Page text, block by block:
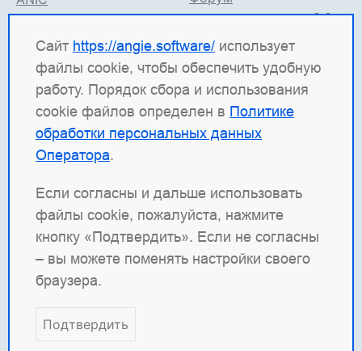
Сайт https://angie.software/ использует
файлы cookie, чтобы обеспечить удобную
работу. Порядок сбора и использования
cookie файлов определен в Политике
обработки персональных данных
Оператора.
Если согласны и дальше использовать
файлы cookie, пожалуйста, нажмите
кнопку «Подтвердить». Если не согласны
– вы можете поменять настройки своего
браузера.
Подтвердить
Angie ADC
Документация
Поддержка в TG
Angie Software(ООО "Веб-Сервер") — российская
ИТ-компания, которая развивает решения для
высоконагруженных систем. Среди наших
продуктов: система балансировки
(контроллер доставки приложений), веб-сервер
Angie PROиAngie Ingress Controller(ANIC) —
решение для управления трафиком
контейнеризированных приложений в Kubernetes.
Наша отдельная гордость — веб-сервер с
открытым кодом
nginx и призван превзойти функциональность